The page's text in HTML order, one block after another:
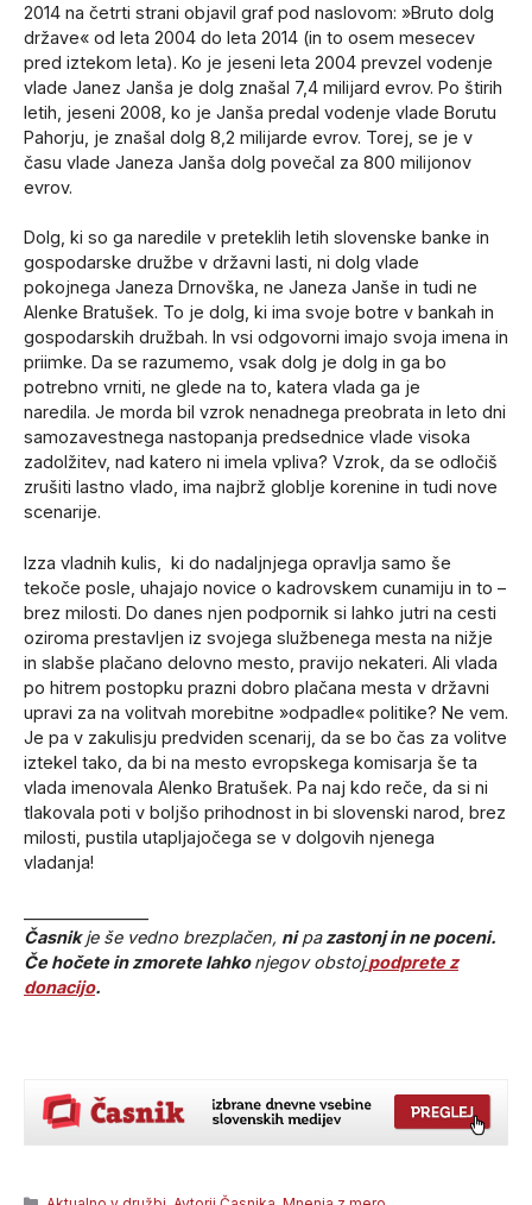
2014 na četrti strani objavil graf pod naslovom: »Bruto dolg
države« od leta 2004 do leta 2014 (in to osem mesecev
pred iztekom leta). Ko je jeseni leta 2004 prevzel vodenje
vlade Janez Janša je dolg znašal 7,4 milijard evrov. Po štirih
letih, jeseni 2008, ko je Janša predal vodenje vlade Borutu
Pahorju, je znašal dolg 8,2 milijarde evrov. Torej, se je v
času vlade Janeza Janša dolg povečal za 800 milijonov
evrov.
Dolg, ki so ga naredile v preteklih letih slovenske banke in
gospodarske družbe v državni lasti, ni dolg vlade
pokojnega Janeza Drnovška, ne Janeza Janše in tudi ne
Alenke Bratušek. To je dolg, ki ima svoje botre v bankah in
gospodarskih družbah. In vsi odgovorni imajo svoja imena in
priimke. Da se razumemo, vsak dolg je dolg in ga bo
potrebno vrniti, ne glede na to, katera vlada ga je
naredila. Je morda bil vzrok nenadnega preobrata in leto dni
samozavestnega nastopanja predsednice vlade visoka
zadolžitev, nad katero ni imela vpliva? Vzrok, da se odločiš
zrušiti lastno vlado, ima najbrž globlje korenine in tudi nove
scenarije.
Izza vladnih kulis, ki do nadaljnjega opravlja samo še
tekoče posle, uhajajo novice o kadrovskem cunamiju in to –
brez milosti. Do danes njen podpornik si lahko jutri na cesti
oziroma prestavljen iz svojega službenega mesta na nižje
in slabše plačano delovno mesto, pravijo nekateri. Ali vlada
po hitrem postopku prazni dobro plačana mesta v državni
upravi za na volitvah morebitne »odpadle« politike? Ne vem.
Je pa v zakulisju predviden scenarij, da se bo čas za volitve
iztekel tako, da bi na mesto evropskega komisarja še ta
vlada imenovala Alenko Bratušek. Pa naj kdo reče, da si ni
tlakovala poti v boljšo prihodnost in bi slovenski narod, brez
milosti, pustila utapljajočega se v dolgovih njenega
vladanja!
Časnikje še vedno brezplačen, nipazastonj in ne poceni.
Če hočete in zmorete lahkonjegov obstoj podprete z
donacijo.
Categories